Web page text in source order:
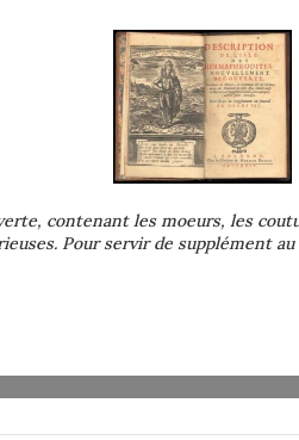
contenant les moeurs, les
Pour servir de supplément